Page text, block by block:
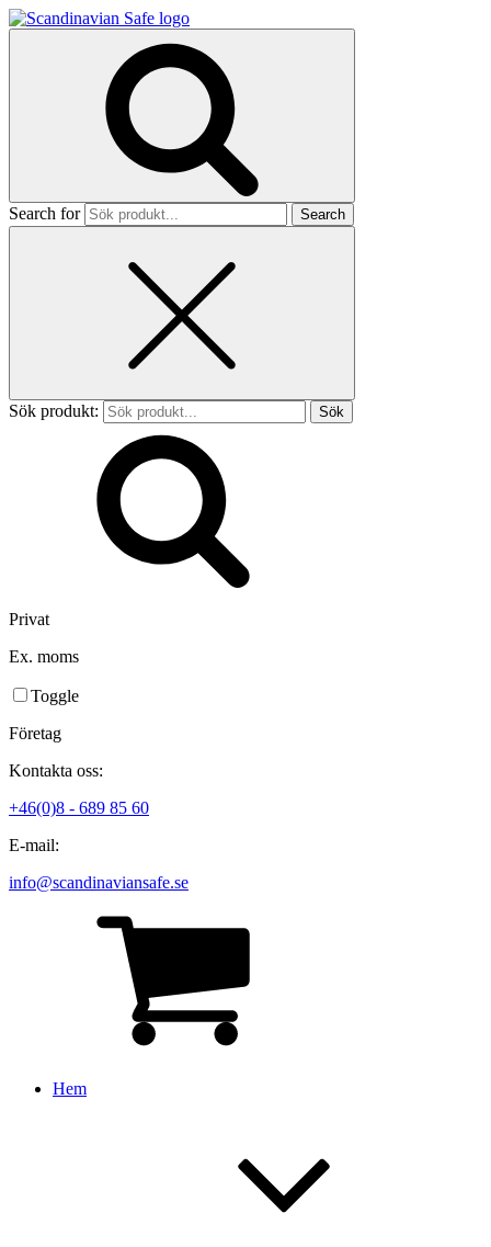
Search for
Sök produkt:
Privat
Ex. moms
Toggle
Företag
Kontakta oss:
+46(0)8 - 689 85 60
E-mail:
info@scandinaviansafe.se
Hem